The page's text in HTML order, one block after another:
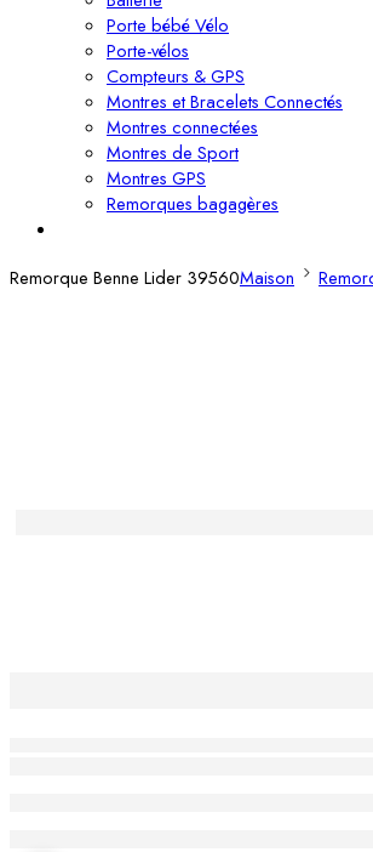
Porte bébé Vélo
Porte-vélos
Compteurs & GPS
Montres et Bracelets Connectés
Montres connectées
Montres de Sport
Montres GPS
Remorques bagagères
Remorque Benne Lider 39560Maison